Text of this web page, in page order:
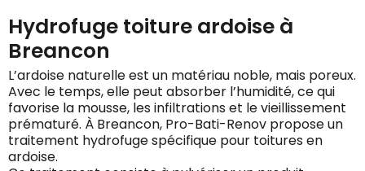
Hydrofuge toiture ardoise à
Breancon
L’ardoise naturelle est un matériau noble, mais poreux.
Avec le temps, elle peut absorber l’humidité, ce qui
favorise la mousse, les infiltrations et le vieillissement
prématuré. À Breancon, Pro-Bati-Renov propose un
traitement hydrofuge spécifique pour toitures en
ardoise.